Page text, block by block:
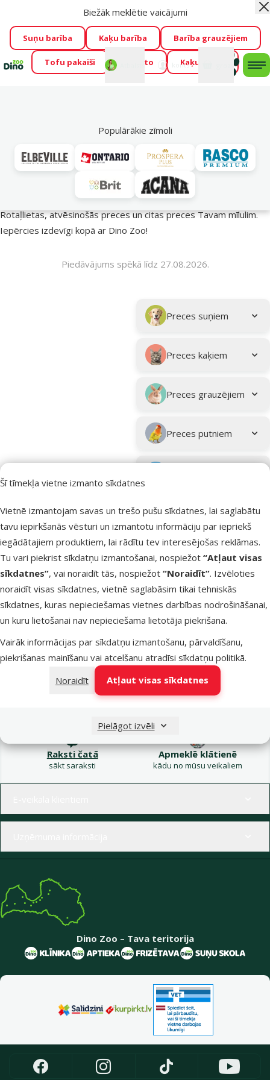
Visu mēnesi Dino Zoo piedāvā lieliskas cenas mīluļu TOP
barībām! 🍖→Skatīt piedāvājumu!
Fotokonkurss “GADA ŪSAIŅI”!
Varbūt tieši Tavs mīlulis
būs 2027. gada zvaigzne
→Piedalīties
Šī tīmekļa vietne izmanto sīkdatnes
Vietnē izmantojam savas un trešo pušu sīkdatnes, lai saglabātu
tavu iepirkšanās vēsturi un izmantotu informāciju par iepriekš
iegādātajiem produktiem, lai rādītu tev interesējošas reklāmas.
Tu vari piekrist sīkdatņu izmantošanai, nospiežot “Atļaut visas
sīkdatnes”, vai noraidīt tās, nospiežot “Noraidīt”. Izvēloties
noraidīt visas sīkdatnes, vietnē saglabāsim tikai tehniskās
sīkdatnes, kuras nepieciešamas vietnes darbības nodrošināšanai,
un kuru lietošanai nav nepieciešama lietotāja piekrišana.
Vairāk informācijas par sīkdatņu izmantošanu, pārvaldīšanu,
piekrišanas mainīšanu vai atcelšanu atradīsi sīkdatņu politikā.
Noraidīt
Atļaut visas sīkdatnes
Pielāgot izvēli
Mans
konts
Biežāk meklētie vaicājumi
Suņu barība Kaķu barība Barība grauzējiem
Tofu pakaiši Foresto Kaķu mājas
Populārākie zīmoli
Vasara turpinās – atlaides katrai gaumei!
Rotaļlietas, atvēsinošās preces un citas preces Tavam mīlulim.
Iepērcies izdevīgi kopā ar Dino Zoo!
Piedāvājums spēkā līdz 27.08.2026.
Apakškategorija
Preces suņiem
Preces kaķiem
Preces grauzējiem
Preces putniem
Preces
eksotiskajiem
Filtrs
Kampaņa: Vasara
turpinās – atlaides katrai
gaumei!
Kārtot pēc
Produkti nav atrasti
Raksti čatā
sākt saraksti
Apmeklē klātienē
kādu no mūsu veikaliem
Dino Zoo – Tava teritorija